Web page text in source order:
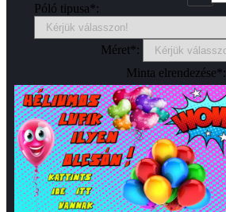
Póló tipusa*:
Méret*:
Minta elrendezése*: